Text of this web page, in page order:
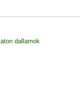
dallamok